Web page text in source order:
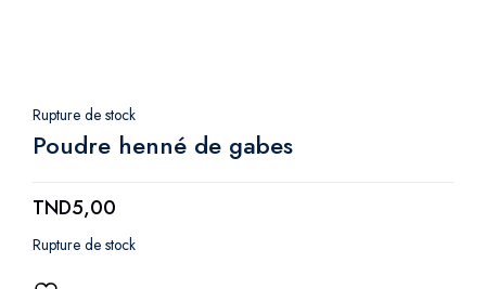
Rupture de stock
Poudre henné de gabes
TND5,00
Rupture de stock